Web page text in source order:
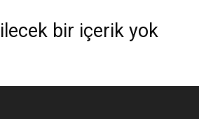
bir içerik yok